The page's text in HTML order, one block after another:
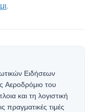
.
Ειδήσεων
Αεροδρόμιο του
και τη λογιστική
πραγματικές τιμές